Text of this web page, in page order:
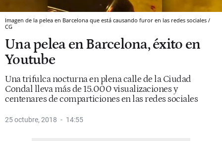
Imagen de la pelea en Barcelona que está causando furor en las redes sociales /
CG
Una pelea en Barcelona, éxito en
Youtube
Una trifulca nocturna en plena calle de la Ciudad
Condal lleva más de 15.000 visualizaciones y
centenares de comparticiones en las redes sociales
25 octubre, 2018 14:55